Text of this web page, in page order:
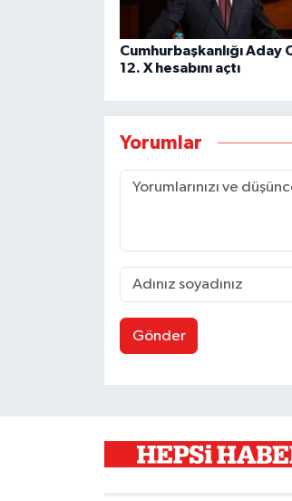
Cumhurbaşkanlığı Aday
12. X hesabını açtı
Yorumlar
Gönder